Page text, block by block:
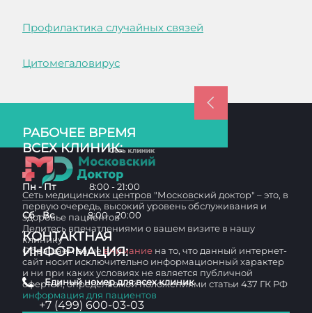
Профилактика случайных связей
Цитомегаловирус
РАБОЧЕЕ ВРЕМЯ
ВСЕХ КЛИНИК:
Пн - Пт 8:00 - 21:00
Сб - Вс 8:00 - 20:00
КОНТАКТНАЯ
ИНФОРМАЦИЯ:
Единый номер для всех клиник
+7 (499) 600-03-03
Сеть медицинских центров "Московский доктор" – это, в
первую очередь, высокий уровень обслуживания и
здоровье пациентов
Делитесь впечатлениями о вашем визите в нашу
клинику
Обращаем вашевнимание на то, что данный интернет-
сайт носит исключительно информационный характер
и ни при каких условиях не является публичной
офертой, определяемой положениями статьи 437 ГК РФ
информация для пациентов